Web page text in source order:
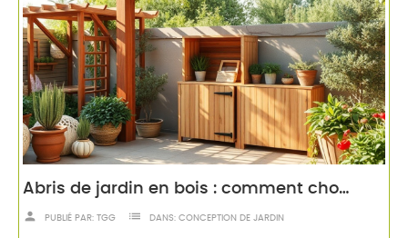
Abris de jardin en bois : comment choisir la bonne taille
person PUBLIÉ PAR: TGG list DANS: CONCEPTION DE JARDIN